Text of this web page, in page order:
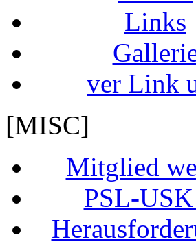
Links
ver Link
[MISC]
Mitglied
PSL-